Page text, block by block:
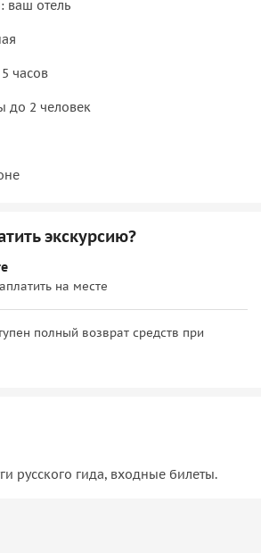
ваш отель
часов
до 2 человек
экскурсию?
на месте
полный возврат средств при
русского гида, входные билеты.